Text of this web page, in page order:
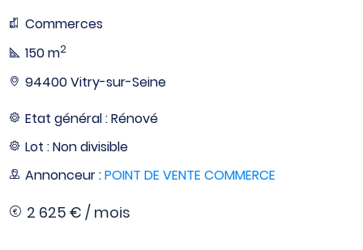
Commerces
150 m2
94400 Vitry-sur-Seine
Etat général : Rénové
Lot : Non divisible
Annonceur :POINT DE VENTE COMMERCE
2 625 € / mois